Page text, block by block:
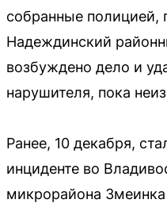
собранные полицией,
Надеждинский
возбуждено дело и
нарушителя, пока
Ранее, 10 декабря,
инциденте во
микрорайона